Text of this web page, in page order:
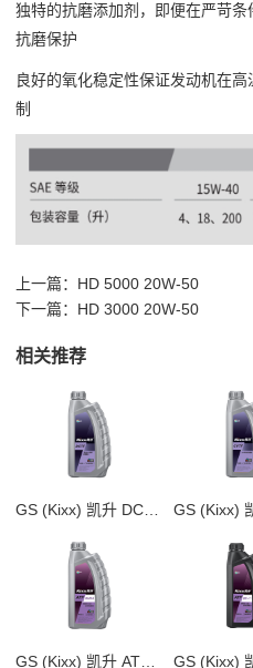
独特的抗磨添加剂，即便在严苛
抗磨保护
良好的氧化稳定性保证发动机在
制
上一篇： HD 5000 20W-50
下一篇： HD 3000 20W-50
相关推荐
GS (Kixx) 凯升 DCTF 湿式双离合变速箱油